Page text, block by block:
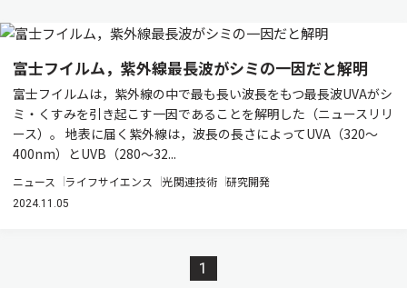
富士フイルム，紫外線最長波がシミの一因だと解明
富士フイルムは，紫外線の中で最も長い波長をもつ最長波UVAがシ
ミ・くすみを引き起こす一因であることを解明した（ニュースリリ
ース）。 地表に届く紫外線は，波長の長さによってUVA（320～
400nm）とUVB（280～32...
ニュース ライフサイエンス 光関連技術 研究開発
2024.11.05
1